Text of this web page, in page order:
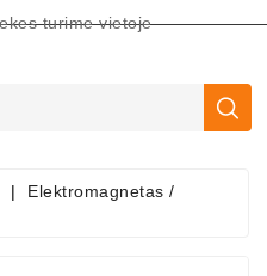
turime vietoje
Elektromagnetas /